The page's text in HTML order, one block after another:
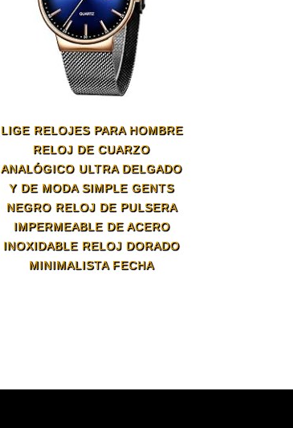
LIGE RELOJES PARA HOMBRE
RELOJ DE CUARZO
ANALÓGICO ULTRA DELGADO
Y DE MODA SIMPLE GENTS
NEGRO RELOJ DE PULSERA
IMPERMEABLE DE ACERO
INOXIDABLE RELOJ DORADO
MINIMALISTA FECHA